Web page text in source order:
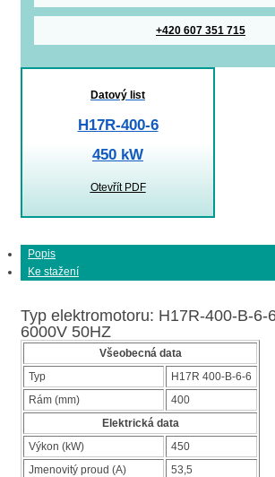
+420 607 351 715
Datový list
H17R-400-6
450 kW
Otevřít PDF
Popis
Ke stažení
Typ elektromotoru: H17R-400-B-6-
6000V 50HZ
Všeobecná data
Typ
H17R 400-B-6-6
Rám (mm)
400
Elektrická data
Výkon (kW)
450
Jmenovitý proud (A)
53,5